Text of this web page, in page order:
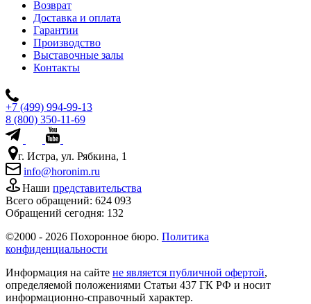
Возврат
Доставка и оплата
Гарантии
Производство
Выставочные залы
Контакты
+7 (499) 994-99-13
8 (800) 350-11-69
г. Истра, ул. Рябкина, 1
info@horonim.ru
Наши представительства
Всего обращений: 624 093
Обращений сегодня: 132
©2000 - 2026 Похоронное бюро. Политика
конфиденциальности
Информация на сайте не является публичной офертой,
определяемой положениями Статьи 437 ГК РФ и носит
информационно-справочный характер.